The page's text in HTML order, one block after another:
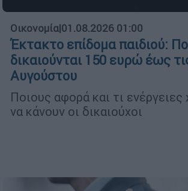
Οικονομία|01.08.2026 01:00
Έκτακτο επίδομα παιδιού:
δικαιούνται 150 ευρώ έως
Αυγούστου
Ποιους αφορά και τι ενέργειες
να κάνουν οι δικαιούχοι